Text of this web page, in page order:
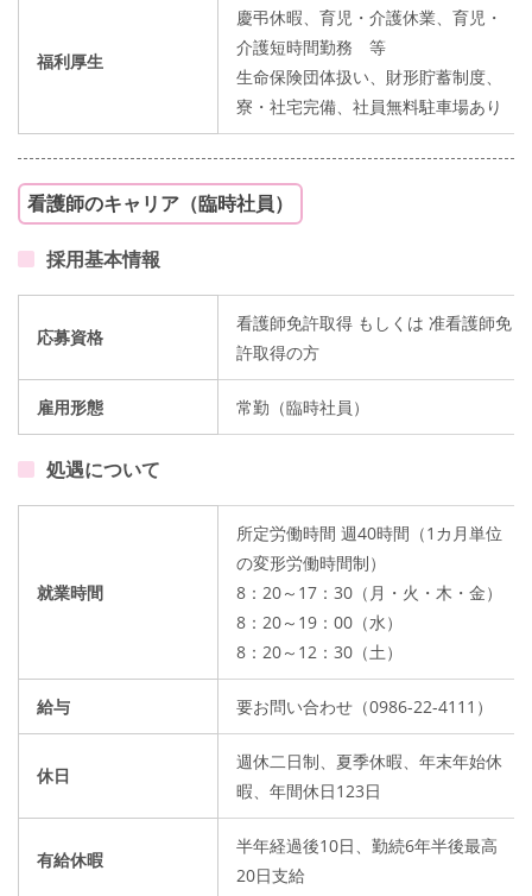
福利厚生
慶弔休暇、育児・介護休業、育児・
介護短時間勤務 等
生命保険団体扱い、財形貯蓄制度、
寮・社宅完備、社員無料駐車場あり
看護師のキャリア（臨時社員）
採用基本情報
応募資格
看護師免許取得 もしくは 准看護師免
許取得の方
雇用形態 常勤（臨時社員）
処遇について
就業時間
所定労働時間 週40時間（1カ月単位
の変形労働時間制）
8：20～17：30（月・火・木・金）
8：20～19：00（水）
8：20～12：30（土）
給与 要お問い合わせ（0986-22-4111）
休日
週休二日制、夏季休暇、年末年始休
暇、年間休日123日
有給休暇
半年経過後10日、勤続6年半後最高
20日支給